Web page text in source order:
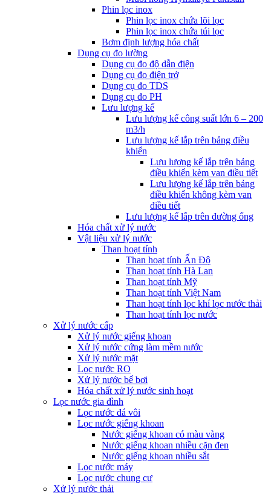
Phin lọc inox
Phin lọc inox chứa lõi lọc
Phin lọc inox chứa túi lọc
Bơm định lượng hóa chất
Dụng cụ đo lường
Dụng cụ đo độ dẫn điện
Dụng cụ đo điện trở
Dụng cụ đo TDS
Dụng cụ đo PH
Lưu lượng kế
Lưu lượng kế công suất lớn 6 – 200
m3/h
Lưu lượng kế lắp trên bảng điều
khiển
Lưu lượng kế lắp trên bảng
điều khiển kèm van điều tiết
Lưu lượng kế lắp trên bảng
điều khiển không kèm van
điều tiết
Lưu lượng kế lắp trên đường ống
Hóa chất xử lý nước
Vật liệu xử lý nước
Than hoạt tính
Than hoạt tính Ấn Độ
Than hoạt tính Hà Lan
Than hoạt tính Mỹ
Than hoạt tính Việt Nam
Than hoạt tính lọc khí lọc nước thải
Than hoạt tính lọc nước
Xử lý nước cấp
Xử lý nước giếng khoan
Xử lý nước cứng làm mềm nước
Xử lý nước mặt
Lọc nước RO
Xử lý nước bể bơi
Hóa chất xử lý nước sinh hoạt
Lọc nước gia đình
Lọc nước đá vôi
Lọc nước giếng khoan
Nước giếng khoan có màu vàng
Nước giếng khoan nhiều cặn đen
Nước giếng khoan nhiều sắt
Lọc nước máy
Lọc nước chung cư
Xử lý nước thải